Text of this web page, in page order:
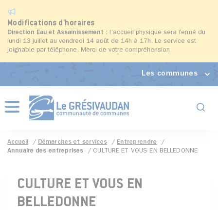
Modifications d'horaires
Direction Eau et Assainissement : l'accueil physique sera fermé du
lundi 13 juillet au vendredi 14 août de 14h à 17h. Le service est
joignable par téléphone. Merci de votre compréhension.
Les communes
Menu
Accueil Démarches et services
Entreprendre
Annuaire des entreprises
CULTURE ET VOUS EN BELLEDONNE
CULTURE ET VOUS EN
BELLEDONNE